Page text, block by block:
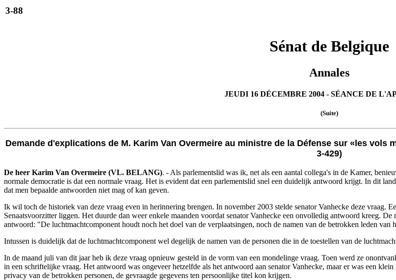
3-88
Sénat de Belgique
Annales
JEUDI 16 DÉCEMBRE 2004 - SÉANCE DE
(Suite)
Demande d'explications de M. Karim Van Overmeire au ministre de la Défense sur «les vols
3-429)
De heer Karim Van Overmeire (VL. BELANG). - Als parlementslid was ik, net als een aantal collega's in de Kamer,
normale democratie is dat een normale vraag. Het is evident dat een parlementslid snel een duidelijk antwoord krijgt. In dit
dat men bepaalde antwoorden niet mag of kan geven.
Ik wil toch de historiek van deze vraag even in herinnering brengen. In november 2003 stelde senator Vanhecke deze vraag.
Senaatsvoorzitter liggen. Het duurde dan weer enkele maanden voordat senator Vanhecke een onvolledig antwoord kreeg.
antwoord: "De luchtmachtcomponent houdt noch het doel van de verplaatsingen, noch de namen van de betrokken leden
Intussen is duidelijk dat de luchtmachtcomponent wel degelijk de namen van de personen die in de toestellen van de
In de maand juli van dit jaar heb ik deze vraag opnieuw gesteld in de vorm van een mondelinge vraag. Toen werd ze
in een schriftelijke vraag. Het antwoord was ongeveer hetzelfde als het antwoord aan senator Vanhecke, maar er was een
privacy van de betrokken personen, de gevraagde gegevens ten persoonlijke titel kon krijgen.